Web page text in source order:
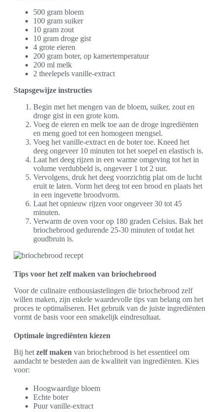
500 gram bloem
100 gram suiker
10 gram zout
10 gram droge gist
4 grote eieren
200 gram boter, op kamertemperatuur
200 ml melk
2 theelepels vanille-extract
Stapsgewijze instructies
Begin met het mengen van de bloem, suiker, zout en
droge gist in een grote kom.
Voeg de eieren en melk toe aan de droge ingrediënten
en meng goed tot een homogeen mengsel.
Voeg het vanille-extract en de boter toe. Kneed het
deeg ongeveer 10 minuten tot het soepel en elastisch is.
Laat het deeg rijzen in een warme omgeving tot het in
volume verdubbeld is, ongeveer 1 tot 2 uur.
Vervolgens, druk het deeg voorzichtig plat om de lucht
eruit te laten. Vorm het deeg tot een brood en plaats het
in een ingevette broodvorm.
Laat het opnieuw rijzen voor ongeveer 30 tot 45
minuten.
Verwarm de oven voor op 180 graden Celsius. Bak het
briochebrood gedurende 25-30 minuten of totdat het
goudbruin is.
Tips voor het zelf maken van briochebrood
Voor de culinaire enthousiastelingen die briochebrood zelf
willen maken, zijn enkele waardevolle tips van belang om het
proces te optimaliseren. Het gebruik van de juiste ingrediënten
vormt de basis voor een smakelijk eindresultaat.
Optimale ingrediënten kiezen
Bij het zelf maken van briochebrood is het essentieel om
aandacht te besteden aan de kwaliteit van ingrediënten. Kies
voor:
Hoogwaardige bloem
Echte boter
Puur vanille-extract